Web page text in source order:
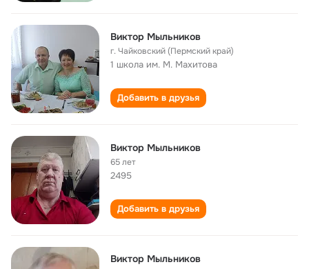
Виктор Мыльников
г. Чайковский (Пермский край)
1 школа им. М. Махитова
Добавить в друзья
Виктор Мыльников
65 лет
2495
Добавить в друзья
Виктор Мыльников